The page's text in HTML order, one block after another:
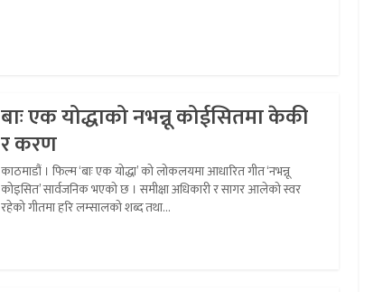
बाः एक योद्धाको नभन्नू कोईसितमा केकी
र करण
काठमाडौं । फिल्म ‘बाः एक योद्धा’ को लोकलयमा आधारित गीत ‘नभन्नू
कोइसित’ सार्वजनिक भएको छ । समीक्षा अधिकारी र सागर आलेको स्वर
रहेको गीतमा हरि लम्सालको शब्द तथा...